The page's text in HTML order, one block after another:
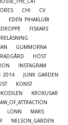
CHI
CV
EDEN PIHAKLUBI
FISKARS
GUMMORNA
HÖST
INSTAGRAM
2014
JUNK GARDEN
KONST
KROKUSAR
LÖNN
MARS
NELSON_GARDEN